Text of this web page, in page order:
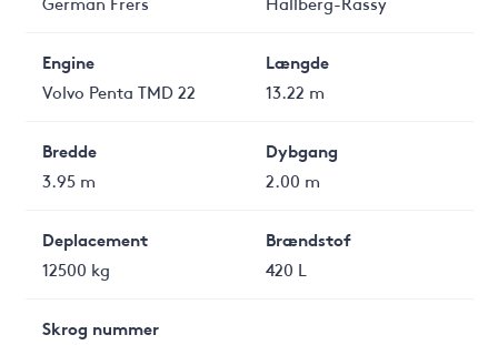
Engine
Volvo Penta TMD 22
Længde
13.22 m
Bredde
3.95 m
Dybgang
2.00 m
Deplacement
12500 kg
Brændstof
420 L
Skrog nummer